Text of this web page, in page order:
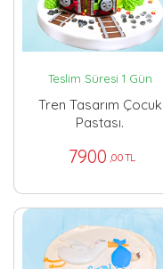
Teslim Süresi 1 Gün
Tren Tasarım Çocuk
Pastası.
7900 ,00 TL